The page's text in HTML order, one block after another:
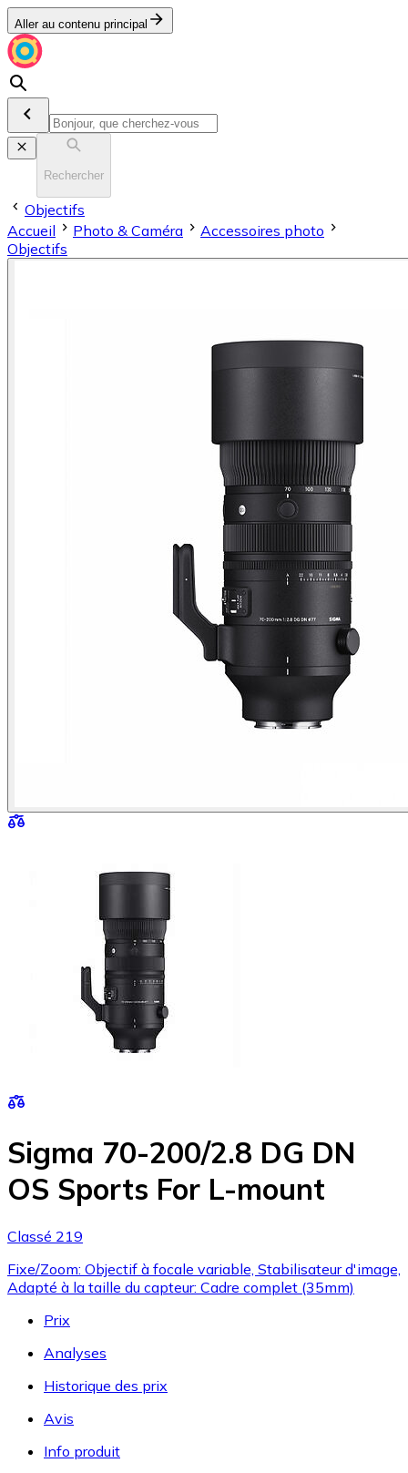
Aller au contenu principal
Rechercher
Objectifs
Accueil
Photo & Caméra
Accessoires photo
Objectifs
Sigma 70-200/2.8 DG DN
OS Sports For L-mount
Classé 219
Fixe/Zoom: Objectif à focale variable, Stabilisateur d'image,
Adapté à la taille du capteur: Cadre complet (35mm)
Prix
Analyses
Historique des prix
Avis
Info produit